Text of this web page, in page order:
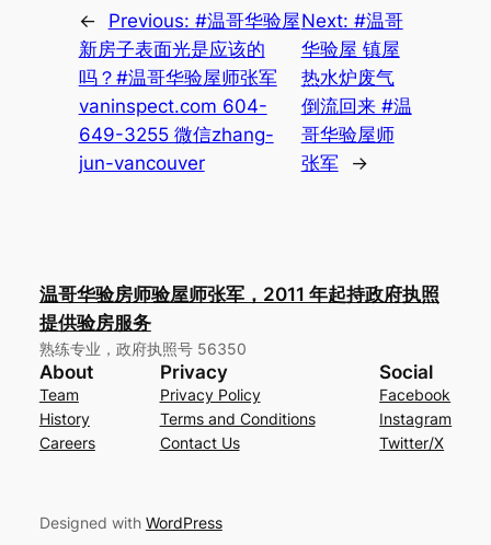
← Previous: #温哥华验屋
新房子表面光是应该的
吗？#温哥华验屋师张军
vaninspect.com 604-
649-3255 微信zhang-
jun-vancouver
Next: #温哥
华验屋 镇屋
热水炉废气
倒流回来 #温
哥华验屋师
张军
→
温哥华验房师验屋师张军，2011 年起持政府执照
提供验房服务
熟练专业，政府执照号 56350
About
Team
History
Careers
Privacy
Privacy Policy
Terms and Conditions
Contact Us
Social
Facebook
Instagram
Twitter/X
Designed with WordPress